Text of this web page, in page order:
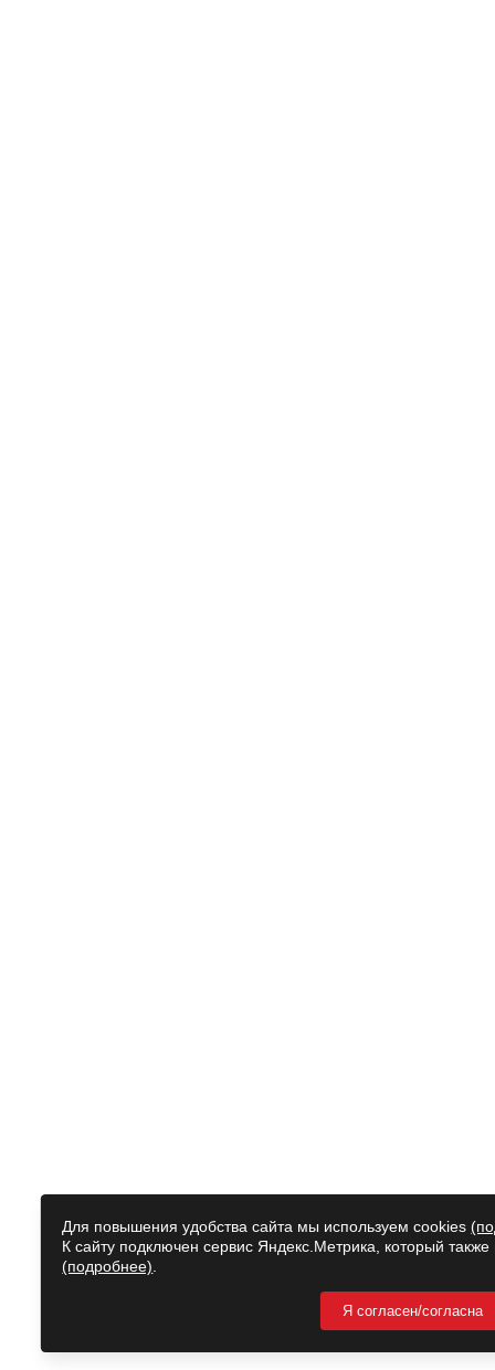
Для повышения удобства сайта мы используем cookies
К сайту подключен сервис Яндекс.Метрика, который
(подробнее)
Я согласен/согласна